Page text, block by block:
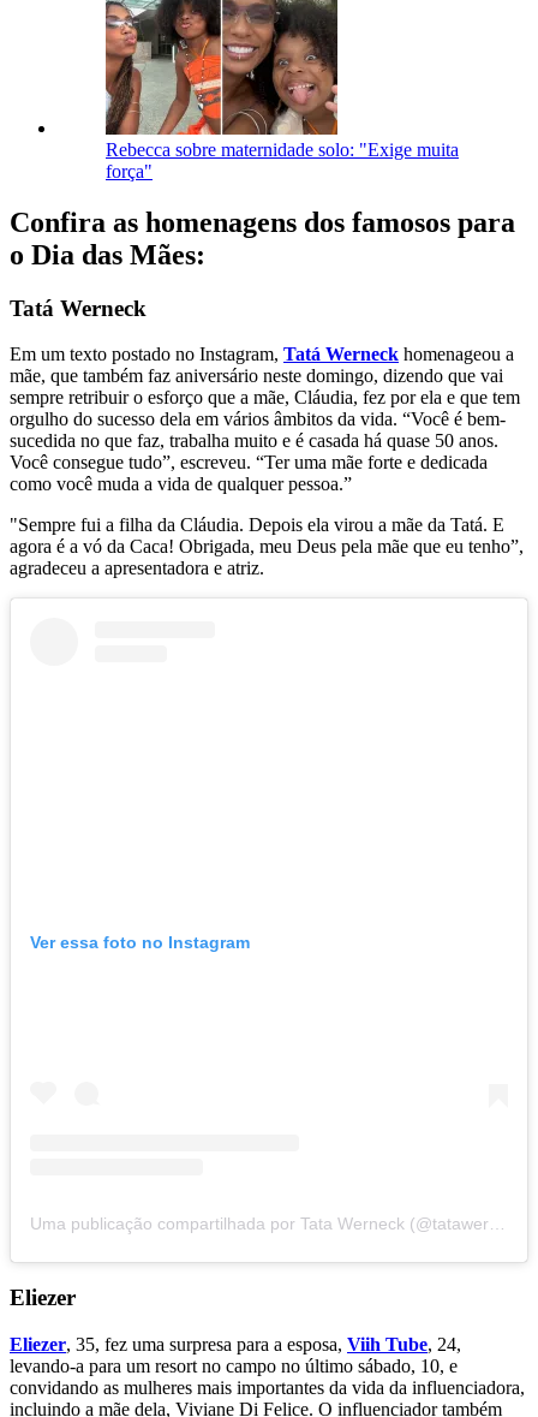
Rebecca sobre maternidade solo: "Exige muita
força"
Confira as homenagens dos famosos para
o Dia das Mães:
Tatá Werneck
Em um texto postado no Instagram, Tatá Werneck homenageou a
mãe, que também faz aniversário neste domingo, dizendo que vai
sempre retribuir o esforço que a mãe, Cláudia, fez por ela e que tem
orgulho do sucesso dela em vários âmbitos da vida. “Você é bem-
sucedida no que faz, trabalha muito e é casada há quase 50 anos.
Você consegue tudo”, escreveu. “Ter uma mãe forte e dedicada
como você muda a vida de qualquer pessoa.”
"Sempre fui a filha da Cláudia. Depois ela virou a mãe da Tatá. E
agora é a vó da Caca! Obrigada, meu Deus pela mãe que eu tenho”,
agradeceu a apresentadora e atriz.
Ver essa foto no Instagram
Uma publicação compartilhada por Tata Werneck (@tatawerneck)
Eliezer
Eliezer, 35, fez uma surpresa para a esposa, Viih Tube, 24,
levando-a para um resort no campo no último sábado, 10, e
convidando as mulheres mais importantes da vida da influenciadora,
incluindo a mãe dela, Viviane Di Felice. O influenciador também